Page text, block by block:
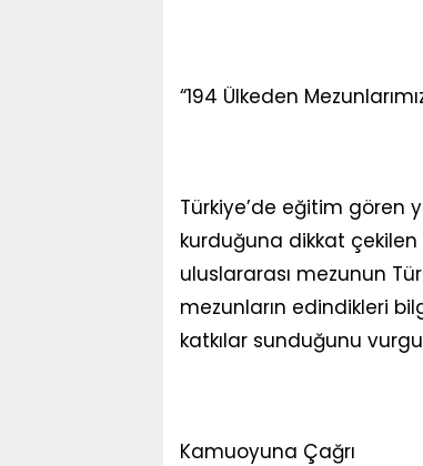
“194 Ülkeden
Türkiye’de eğitim gören
kurduğuna dikkat
uluslararası mezunun
mezunların edindikleri
katkılar sunduğunu
Kamuoyuna Çağrı